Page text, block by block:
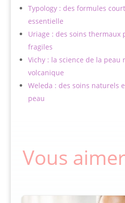
Typology : des formules
essentielle
Uriage : des soins thermaux
fragiles
Vichy : la science de la peau
volcanique
Weleda : des soins naturels
peau
Vous